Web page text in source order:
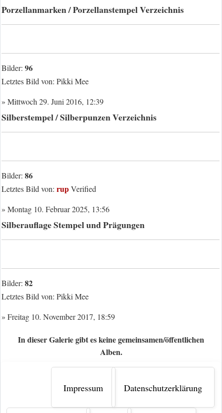
Porzellanmarken / Porzellanstempel Verzeichnis
Bilder: 96
Letztes Bild von: Pikki Mee
» Mittwoch 29. Juni 2016, 12:39
Silberstempel / Silberpunzen Verzeichnis
Bilder: 86
Letztes Bild von: rupVerified
» Montag 10. Februar 2025, 13:56
Silberauflage Stempel und Prägungen
Bilder: 82
Letztes Bild von: Pikki Mee
» Freitag 10. November 2017, 18:59
In dieser Galerie gibt es keine gemeinsamen/öffentlichen
Alben.
Impressum Datenschutzerklärung